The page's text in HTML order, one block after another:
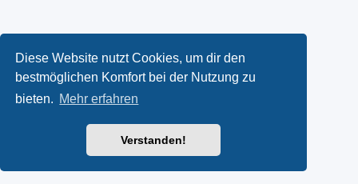
Diese Website nutzt Cookies, um dir den
bestmöglichen Komfort bei der Nutzung zu
bieten. Mehr erfahren
Verstanden!